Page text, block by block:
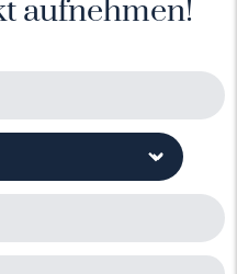
aufnehmen!